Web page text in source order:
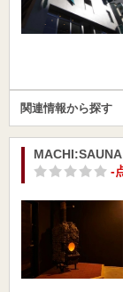
関連情報から探す
MACHI:SAUNA
-